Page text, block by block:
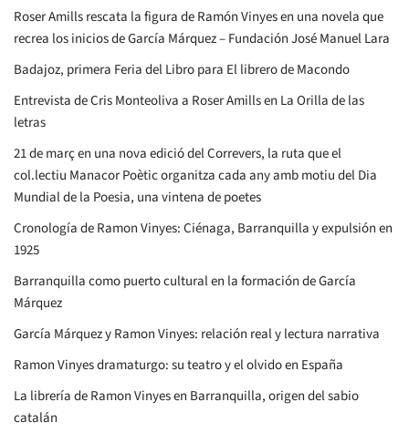
Roser Amills rescata la figura de Ramón Vinyes en una novela que
recrea los inicios de García Márquez – Fundación José Manuel Lara
Badajoz, primera Feria del Libro para El librero de Macondo
Entrevista de Cris Monteoliva a Roser Amills en La Orilla de las
letras
21 de març en una nova edició del Correvers, la ruta que el
col.lectiu Manacor Poètic organitza cada any amb motiu del Dia
Mundial de la Poesia, una vintena de poetes
Cronología de Ramon Vinyes: Ciénaga, Barranquilla y expulsión en
1925
Barranquilla como puerto cultural en la formación de García
Márquez
García Márquez y Ramon Vinyes: relación real y lectura narrativa
Ramon Vinyes dramaturgo: su teatro y el olvido en España
La librería de Ramon Vinyes en Barranquilla, origen del sabio
catalán